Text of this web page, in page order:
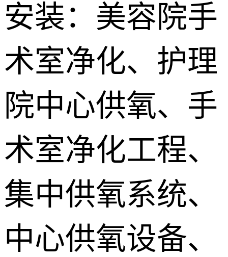
安装：美容院手
术室净化、护理
院中心供氧、手
术室净化工程、
集中供氧系统、
中心供氧设备、
手术室净化
修配件